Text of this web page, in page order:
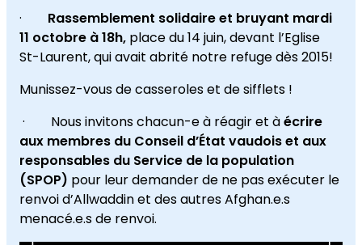
· Rassemblement solidaire et bruyant mardi
11 octobre à 18h, place du 14 juin, devant l’Eglise
St-Laurent, qui avait abrité notre refuge dès 2015!
Munissez-vous de casseroles et de sifflets !
· Nous invitons chacun-e à réagir et àécrire
aux membres du Conseil d’État vaudois et aux
responsables du Service de la population
(SPOP) pour leur demander de ne pas exécuter le
renvoi d’Allwaddin et des autres Afghan.e.s
menacé.e.s de renvoi.